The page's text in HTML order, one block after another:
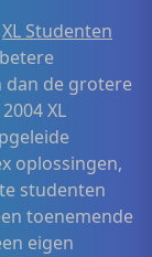
XL Studenten
dan de grotere
XL
oplossingen,
studenten
toenemende
eigen